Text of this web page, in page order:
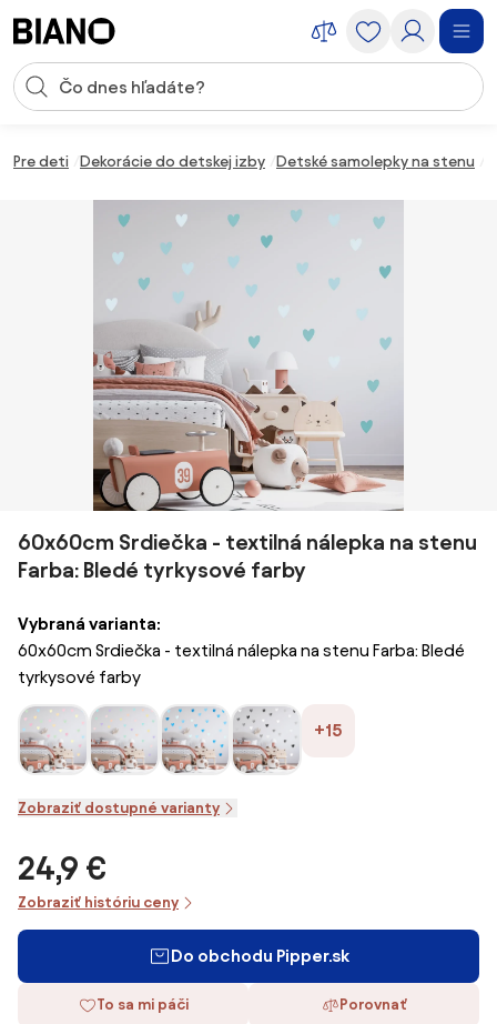
Vstup pre vyhľadávanie
Pre deti Dekorácie do detskej izby Detské samolepky na stenu
60x60cm Srdiečka - textilná nálepka na stenu
Farba: Bledé tyrkysové farby
Vybraná varianta:
60x60cm Srdiečka - textilná nálepka na stenu Farba: Bledé
tyrkysové farby
+15
Zobraziť dostupné varianty
24,9 €
Zobraziť históriu ceny
Do obchodu Pipper.sk
To sa mi páči Porovnať